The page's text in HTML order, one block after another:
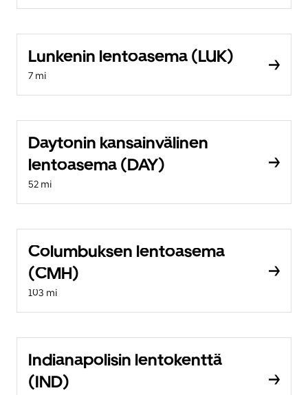
Lunkenin lentoasema (LUK)
7 mi
Daytonin kansainvälinen
lentoasema (DAY)
52 mi
Columbuksen lentoasema
(CMH)
103 mi
Indianapolisin lentokenttä
(IND)